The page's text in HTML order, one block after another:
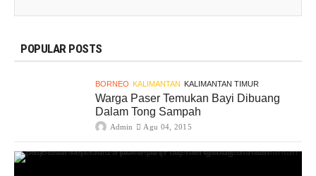
POPULAR POSTS
BORNEO KALIMANTAN KALIMANTAN TIMUR
Warga Paser Temukan Bayi Dibuang
Dalam Tong Sampah
Admin Agu 04, 2015